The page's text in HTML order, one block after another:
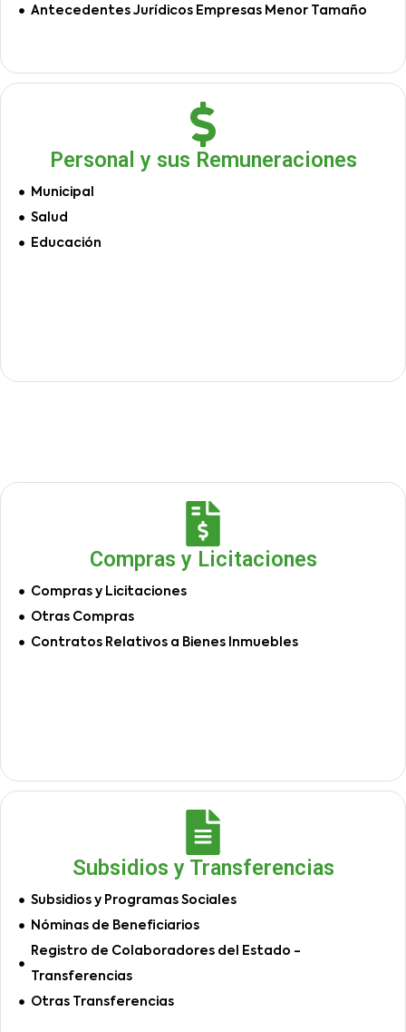
Antecedentes Jurídicos Empresas Menor Tamaño
Personal y sus Remuneraciones
Municipal
Salud
Educación
Compras y Licitaciones
Compras y Licitaciones
Otras Compras
Contratos Relativos a Bienes Inmuebles
Subsidios y Transferencias
Subsidios y Programas Sociales
Nóminas de Beneficiarios
Registro de Colaboradores del Estado -
Transferencias
Otras Transferencias